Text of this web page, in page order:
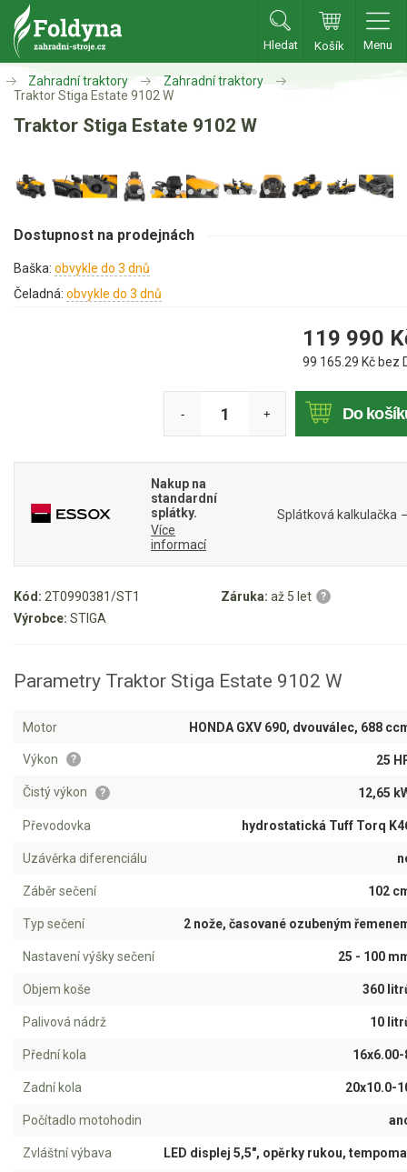
Hledat Košík Menu
Zahradní traktory
Zahradní traktory
Aku traktory
Sekačky
Křovinořezy a vyžínače
Benzínové křovinořezy a vyžínače
Motorové pily
Aku pily
Vyvětvovací pily
AKU zahradní technika
Aku křovinořezy a vyžínače
Aku pily
Aku sekačky
Aku STIHL
Štípačka na dřevo
VARI
VARI malotraktory
Zahradní traktory
Zahradní traktory
Traktor Stiga Estate 9102 W
Traktor Stiga Estate 9102 W
Kód: 2T0990381/ST1 Záruka: až 5 let ?
Výrobce: STIGA
Dostupnost na prodejnách
Baška: obvykle do 3 dnů
Čeladná: obvykle do 3 dnů
119 990
99 165.29 Kč bez
- + Do
Nakup na
standardní
splátky.
Více
informací
Splátková kalkulačka
Parametry Traktor Stiga Estate 9102 W
Motor HONDA GXV 690, dvouválec, 688
Výkon ? 25
Čistý výkon ? 12,65
Převodovka hydrostatická Tuff Torq
Uzávěrka diferenciálu
Záběr sečení 102
Typ sečení 2 nože, časované ozubeným
Nastavení výšky sečení 25 - 100
Objem koše 360
Palivová nádrž 10
Přední kola 16x6.00-
Zadní kola 20x10.0-
Počítadlo motohodin
Zvláštní výbava LED displej 5,5", opěrky rukou,